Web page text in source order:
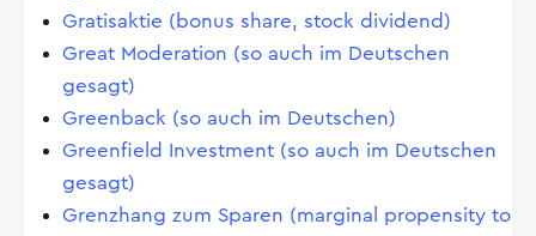
Gratisaktie (bonus share, stock dividend)
Great Moderation (so auch im Deutschen
gesagt)
Greenback (so auch im Deutschen)
Greenfield Investment (so auch im Deutschen
gesagt)
Grenzhang zum Sparen (marginal propensity to